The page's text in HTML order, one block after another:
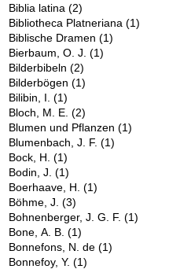
Biblia latina(2)
Bibliotheca Platneriana(1)
Biblische Dramen(1)
Bierbaum, O. J.(1)
Bilderbibeln(2)
Bilderbögen(1)
Bilibin, I.(1)
Bloch, M. E.(2)
Blumen und Pflanzen(1)
Blumenbach, J. F.(1)
Bock, H.(1)
Bodin, J.(1)
Boerhaave, H.(1)
Böhme, J.(3)
Bohnenberger, J. G. F.(1)
Bone, A. B.(1)
Bonnefons, N. de(1)
Bonnefoy, Y.(1)